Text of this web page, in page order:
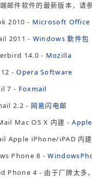
邮件软件的最新版本，请
2010 - Microsoft Office
2011 - Windows 軟件包
14.0 - Mozilla
12 -Opera Software
7 - Foxmail
2.2 - 网易闪电邮
Mac OS X 内建 -
Apple iPhone/iPAD 内
Phone 8 -
Phone 4 - 由于厂牌太多